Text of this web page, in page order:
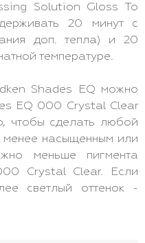
Solution Gloss To
20 минут с
доп. тепла) и 20
температуре.
Shades EQ можно
EQ 000 Crystal Clear
чтобы сделать любой
менее насыщенным или
меньше пигмента
Crystal Clear. Если
светлый оттенок -